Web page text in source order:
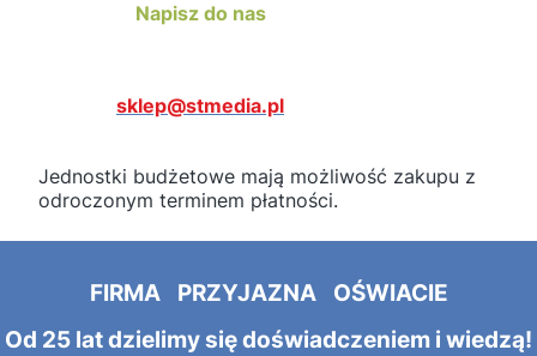
Napisz do nas
sklep@stmedia.pl
Jednostki budżetowe mają możliwość zakupu z
odroczonym terminem płatności.
FIRMA PRZYJAZNA OŚWIACIE
Od 25 lat dzielimy się doświadczeniem i wiedzą!